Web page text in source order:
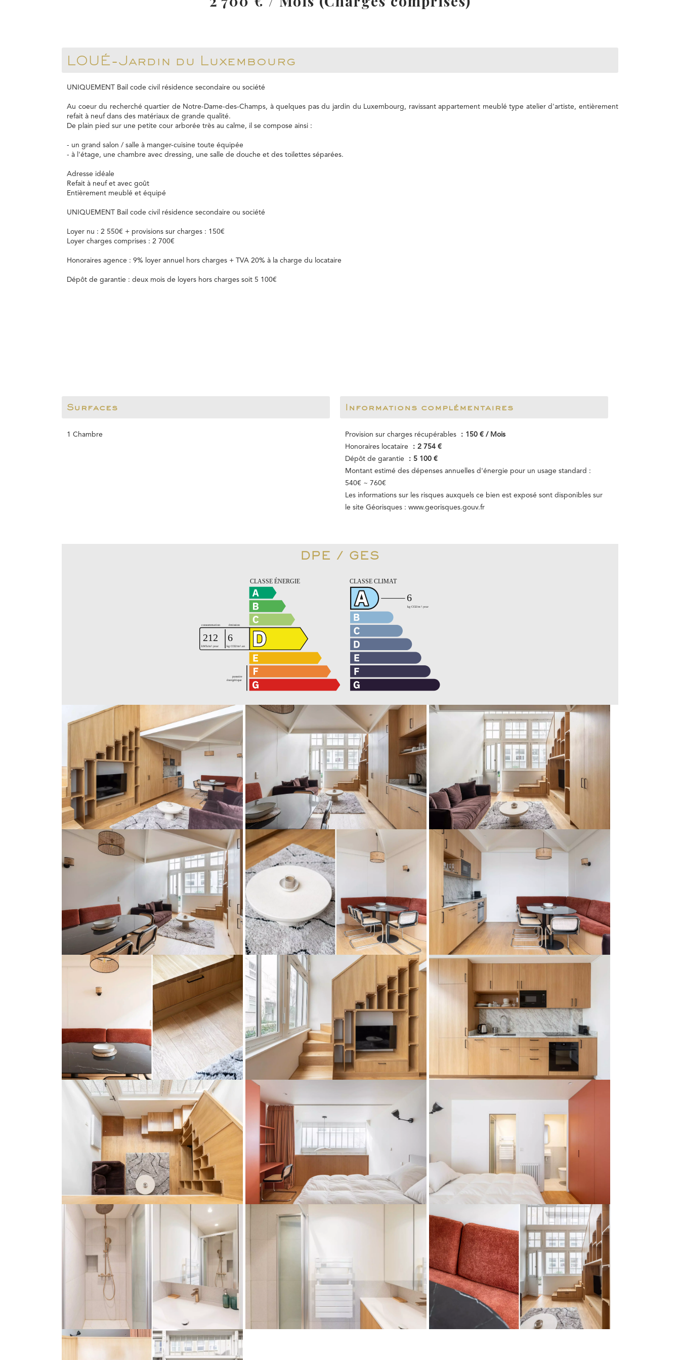
LOUÉ-Jardin du Luxembourg
UNIQUEMENT Bail code civil résidence secondaire ou société
Au coeur du recherché quartier de Notre-Dame-des-Champs, à quelques pas du jardin du Luxembourg, ravissant appartement meublé type atelier d'artiste, entièrement
refait à neuf dans des matériaux de grande qualité.
De plain pied sur une petite cour arborée très au calme, il se compose ainsi :
- un grand salon / salle à manger-cuisine toute équipée
- à l'étage, une chambre avec dressing, une salle de douche et des toilettes séparées.
Adresse idéale
Refait à neuf et avec goût
Entièrement meublé et équipé
UNIQUEMENT Bail code civil résidence secondaire ou société
Loyer nu : 2 550€ + provisions sur charges : 150€
Loyer charges comprises : 2 700€
Honoraires agence : 9% loyer annuel hors charges + TVA 20% à la charge du locataire
Dépôt de garantie : deux mois de loyers hors charges soit 5 100€
Surfaces
1 Chambre
Informations complémentaires
Provision sur charges récupérables
150 € / Mois
Honoraires locataire
2 754 €
Dépôt de garantie
5 100 €
Montant estimé des dépenses annuelles d'énergie pour un usage standard :
540€ ~ 760€
Les informations sur les risques auxquels ce bien est exposé sont disponibles sur
le site Géorisques : www.georisques.gouv.fr
DPE / GES